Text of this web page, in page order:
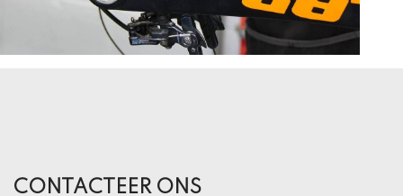
CONTACTEER ONS